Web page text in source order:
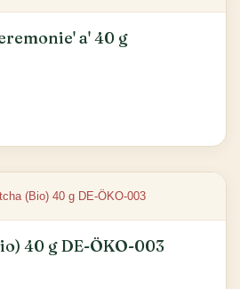
a' 40 g
40 g DE-ÖKO-003